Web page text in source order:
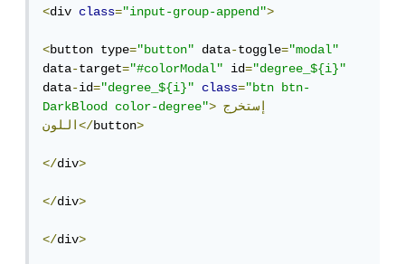
<div class="input-group-append">
<button type="button" data-toggle="modal"
data-target="#colorModal" id="degree_${i}"
data-id="degree_${i}" class="btn btn-
DarkBlood color-degree"
>إستخرج
اللون</button>
</div>
</div>
</div>